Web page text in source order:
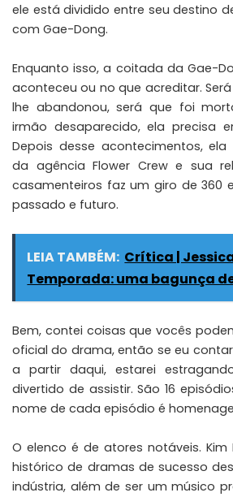
ele está dividido entre seu destino
com Gae-Dong.
Enquanto isso, a coitada da Gae-
aconteceu ou no que acreditar.
lhe abandonou, será que foi
irmão desaparecido, ela precisa
Depois desse acontecimentos,
da agência Flower Crew e sua
casamenteiros faz um giro de 360
passado e futuro.
LEIA TAMBÉM: Crítica |
Temporada: uma bagunça
Bem, contei coisas que vocês
oficial do drama, então se eu
a partir daqui, estarei
divertido de assistir. São 16
nome de cada episódio é
O elenco é de atores notáveis. Kim
histórico de dramas de sucesso
indústria, além de ser um músico